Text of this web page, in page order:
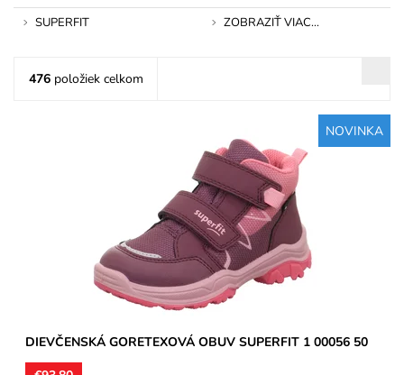
SUPERFIT
ZOBRAZIŤ VIAC...
476 položiek celkom
NOVINKA
Kotníková teniska s nepremokavou membránou GoreTex na
prechodné obdobie, zapínanie na dva suché zipsy. Zvršok...
2 roky
DIEVČENSKÁ GORETEXOVÁ OBUV SUPERFIT 1 00056 50